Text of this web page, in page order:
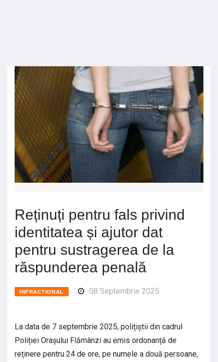
Reținuți pentru fals privind
identitatea și ajutor dat
pentru sustragerea de la
răspunderea penală
INFRACTIONAL 08 Septembrie 2025
La data de 7 septembrie 2025, polițiștii din cadrul
Poliției Orașului Flămânzi au emis ordonanță de
reținere pentru 24 de ore, pe numele a două persoane,